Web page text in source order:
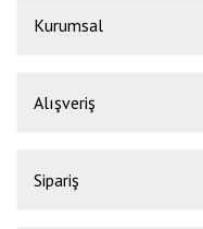
Kurumsal
Alışveriş
Sipariş